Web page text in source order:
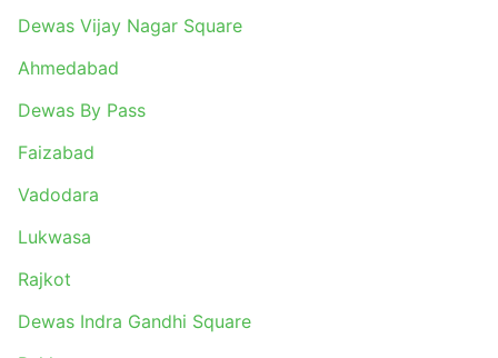
Dewas Vijay Nagar Square
Ahmedabad
Dewas By Pass
Faizabad
Vadodara
Lukwasa
Rajkot
Dewas Indra Gandhi Square